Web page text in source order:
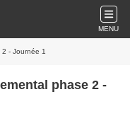
MENU
- Journée 1
phase 2 -